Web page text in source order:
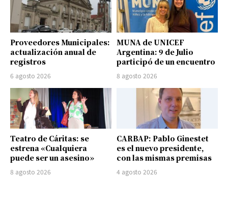
Proveedores Municipales:
actualización anual de
registros
6 agosto 2026
MUNA de UNICEF
Argentina: 9 de Julio
participó de un encuentro
8 agosto 2026
Teatro de Cáritas: se
estrena «Cualquiera
puede ser un asesino»
8 agosto 2026
CARBAP: Pablo Ginestet
es el nuevo presidente,
con las mismas premisas
4 agosto 2026